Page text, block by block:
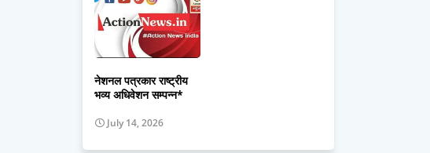
नेशनल पत्रकार राष्ट्रीय
भव्य अधिवेशन सम्पन्न*
July 14, 2026